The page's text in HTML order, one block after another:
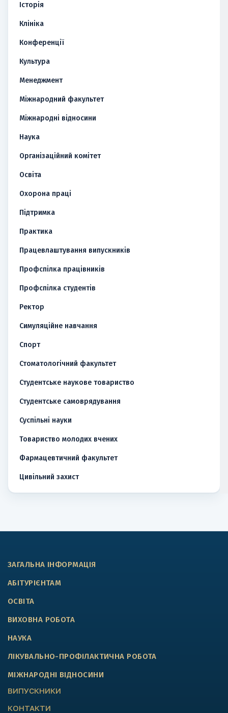
Історія
Клініка
Конференції
Культура
Менеджмент
Міжнародний факультет
Міжнародні відносини
Наука
Організаційний комітет
Освіта
Охорона праці
Підтримка
Практика
Працевлаштування випускників
Профспілка працівників
Профспілка студентів
Ректор
Симуляційне навчання
Спорт
Стоматологічний факультет
Студентське наукове товариство
Студентське самоврядування
Суспільні науки
Товариство молодих вчених
Фармацевтичний факультет
Цивільний захист
ЗАГАЛЬНА ІНФОРМАЦІЯ
АБІТУРІЄНТАМ
ОСВІТА
ВИХОВНА РОБОТА
НАУКА
ЛІКУВАЛЬНО-ПРОФІЛАКТИЧНА РОБОТА
МІЖНАРОДНІ ВІДНОСИНИ
ВИПУСКНИКИ
КОНТАКТИ